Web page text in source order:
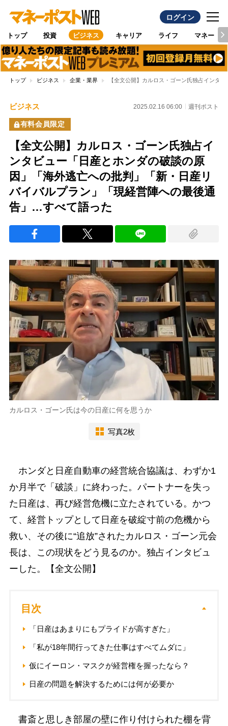
ログイン
トップ 投資 ビジネス キャリア ライフ マネー
トップ ビジネス 企業・業界 【全文公開】カルロス・ゴーン氏独占インタ
ビジネス 2025.02.16 06:00 週刊ポスト
有料会員限定
【全文公開】カルロス・ゴーン氏独占イ
ンタビュー「日産とホンダの破談の原
因」「海外逃亡への批判」「新・日産リ
バイバルプラン」「現経営陣への最後通
告」…すべて語った
カルロス・ゴーン氏は今の日産に何を思うか
写真2枚
ホンダと日産自動車の経営統合協議は、わずか1
か月半で「破談」に終わった。パートナーを失っ
た日産は、再び経営危機に立たされている。かつ
て、経営トップとして日産を破綻寸前の危機から
救い、その後に“追放”されたカルロス・ゴーン元会
長は、この現状をどう見るのか。独占インタビュ
ーした。【全文公開】
目次
「日産はあまりにもプライドが高すぎた」
「私が18年間行ってきた仕事はすべてムダに」
仮にイーロン・マスクが経営権を握ったなら？
日産の問題を解決するためには何が必要か
書斎と思しき部屋の壁に作り付けられた棚を背